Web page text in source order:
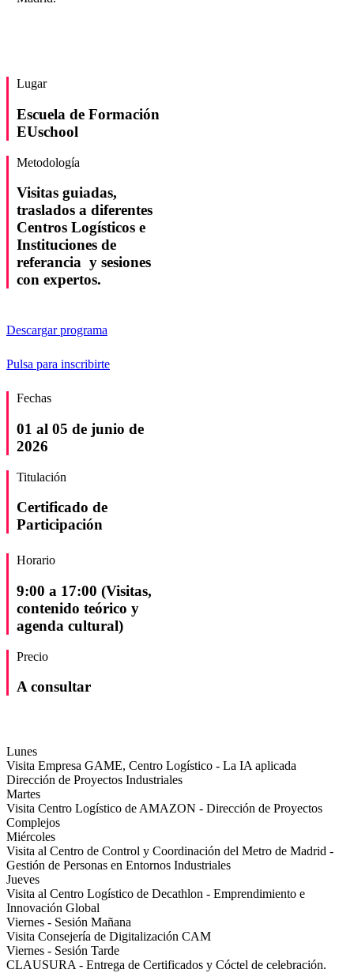
Lugar
Escuela de Formación
EUschool
Metodología
Visitas guiadas,
traslados a diferentes
Centros Logísticos e
Instituciones de
referancia y sesiones
con expertos.
Descargar programa
Pulsa para inscribirte
Fechas
01 al 05 de junio de
2026
Titulación
Certificado de
Participación
Horario
9:00 a 17:00 (Visitas,
contenido teórico y
agenda cultural)
Precio
A consultar
Lunes
Visita Empresa GAME, Centro Logístico - La IA aplicada
Dirección de Proyectos Industriales
Martes
Visita Centro Logístico de AMAZON - Dirección de Proyectos
Complejos
Miércoles
Visita al Centro de Control y Coordinación del Metro de Madrid -
Gestión de Personas en Entornos Industriales
Jueves
Visita al Centro Logístico de Decathlon - Emprendimiento e
Innovación Global
Viernes - Sesión Mañana
Visita Consejería de Digitalización CAM
Viernes - Sesión Tarde
CLAUSURA - Entrega de Certificados y Cóctel de celebración.